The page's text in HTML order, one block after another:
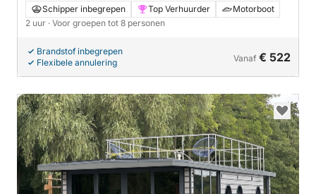
over het water voor 5 personen
Schipper inbegrepen Top Verhuurder
Motorboot
2 uur · Voor groepen tot 8 personen
Brandstof inbegrepen
Flexibele annulering
Vanaf € 522